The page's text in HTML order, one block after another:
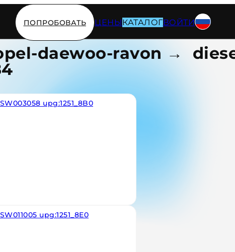
ПОПРОБОВАТЬ ЦЕНЫКАТАЛОГВОЙТИ
daewoo-ravon →
upg:1251_8B0
upg:1251_8E0